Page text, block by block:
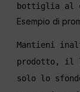
bottiglia al
Esempio di
Mantieni
prodotto, il
solo lo